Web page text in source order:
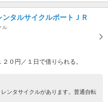
タルサイクルポートＪＲ
ル
０円／１日で借りられる。
ンタサイクルがあります。普通自転